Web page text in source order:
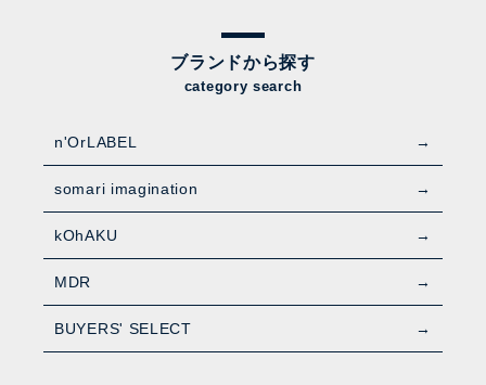
ブランドから探す
category search
n'OrLABEL
somari imagination
kOhAKU
MDR
BUYERS' SELECT